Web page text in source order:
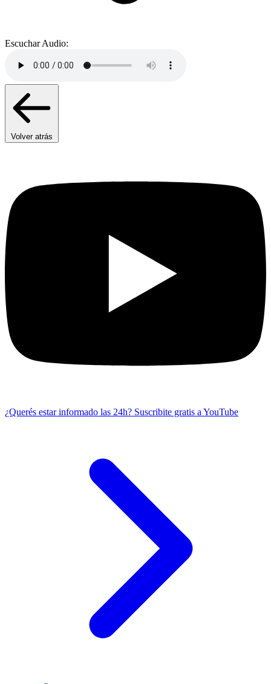
Escuchar Audio:
Volver atrás
¿Querés estar informado las 24h? Suscribite gratis a YouTube